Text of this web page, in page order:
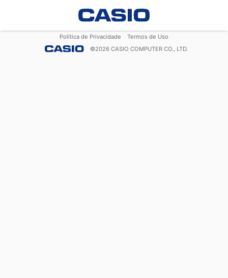
Política de Privacidade
Termos de Uso
©2026 CASIO COMPUTER CO., LTD.